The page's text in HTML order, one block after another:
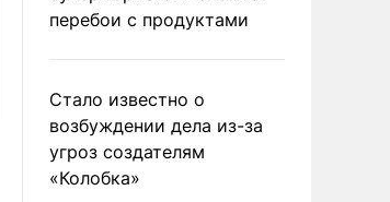
перебои с продуктами
Стало известно о
возбуждении дела из-за
угроз создателям
«Колобка»